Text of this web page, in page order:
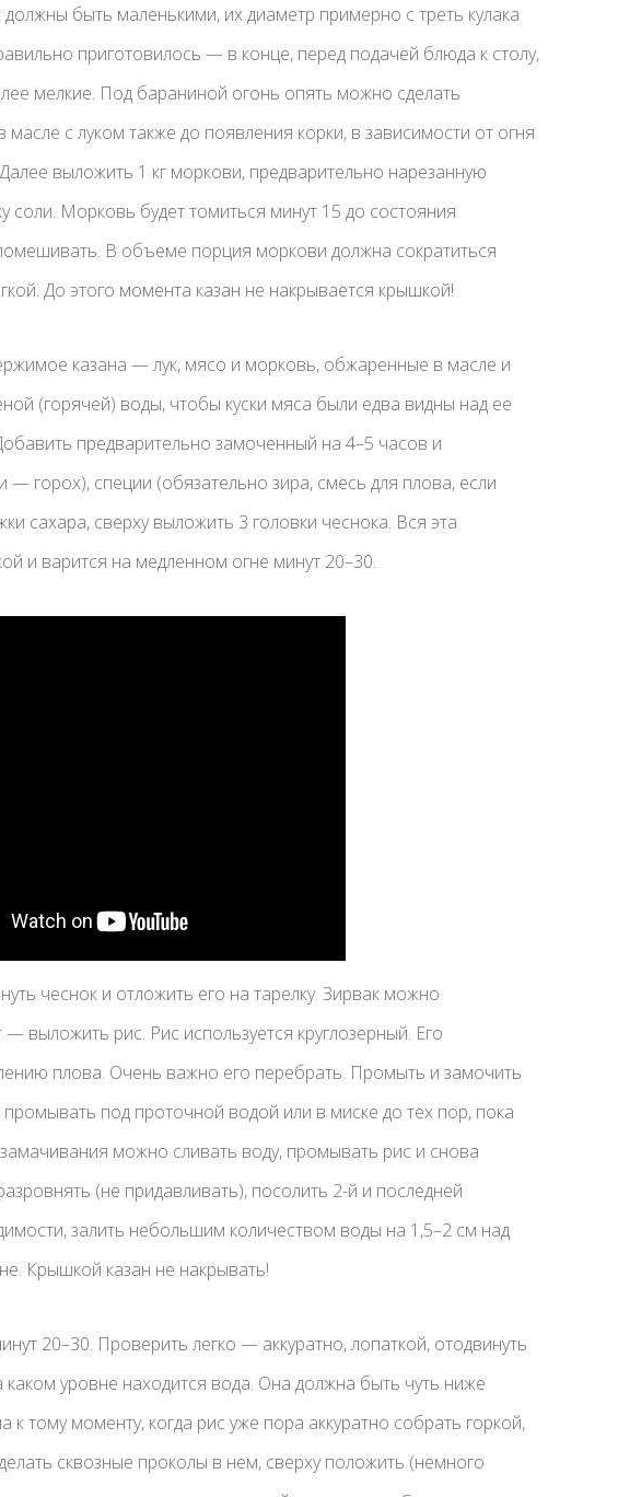
быть маленькими, их диаметр примерно с треть кулака
приготовилось — в конце, перед подачей блюда к столу,
мелкие. Под бараниной огонь опять можно сделать
с луком также до появления корки, в зависимости от огня
выложить 1 кг моркови, предварительно нарезанную
соли. Морковь будет томиться минут 15 до состояния
В объеме порция моркови должна сократиться
До этого момента казан не накрывается крышкой!
казана — лук, мясо и морковь, обжаренные в масле и
(горячей) воды, чтобы куски мяса были едва видны над ее
предварительно замоченный на 4–5 часов и
горох), специи (обязательно зира, смесь для плова, если
сахара, сверху выложить 3 головки чеснока. Вся эта
и варится на медленном огне минут 20–30.
чеснок и отложить его на тарелку. Зирвак можно
рис. Рис используется круглозерный. Его
плова. Очень важно его перебрать. Промыть и замочить
под проточной водой или в миске до тех пор, пока
можно сливать воду, промывать рис и снова
(не придавливать), посолить 2-й и последней
залить небольшим количеством воды на 1,5–2 см над
Крышкой казан не накрывать!
20–30. Проверить легко — аккуратно, лопаткой, отодвинуть
каком уровне находится вода. Она должна быть чуть ниже
тому моменту, когда рис уже пора аккуратно собрать горкой,
сквозные проколы в нем, сверху положить (немного